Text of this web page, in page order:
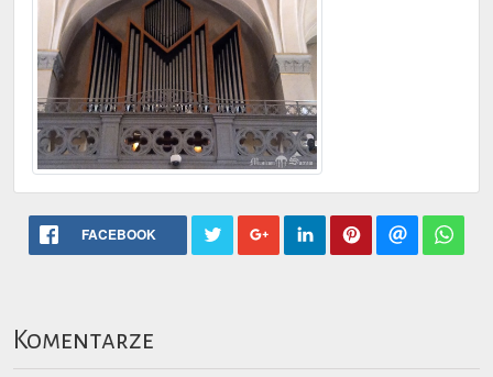
FACEBOOK
Komentarze